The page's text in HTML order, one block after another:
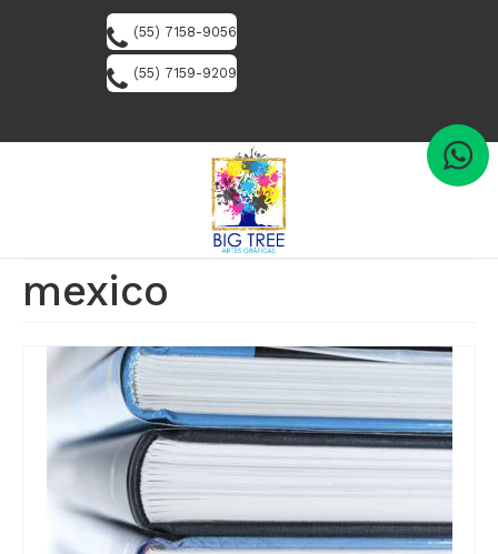
(55) 7158-9056
(55) 7159-9209
mexico